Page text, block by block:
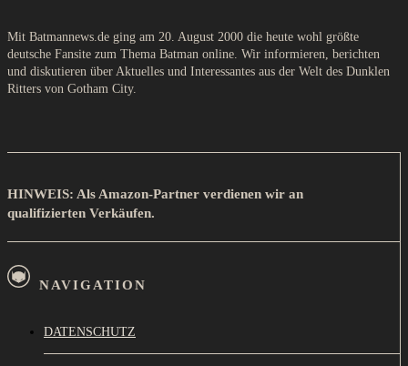
Mit Batmannews.de ging am 20. August 2000 die heute wohl größte
deutsche Fansite zum Thema Batman online. Wir informieren, berichten
und diskutieren über Aktuelles und Interessantes aus der Welt des Dunklen
Ritters von Gotham City.
HINWEIS: Als Amazon-Partner verdienen wir an
qualifizierten Verkäufen.
NAVIGATION
DATENSCHUTZ